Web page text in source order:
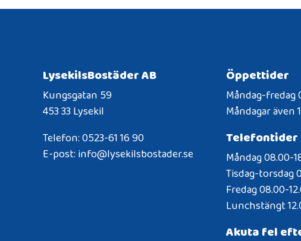
LysekilsBostäder AB
Kungsgatan 59
453 33 Lysekil
Telefon: 0523-61 16 90
E-post: info@lysekilsbostader.se
Öppettider
Måndag-fredag
Måndagar även
Telefontider
Måndag 08.00-
Tisdag-torsdag
Fredag 08.00-
Lunchstängt
Akuta fel